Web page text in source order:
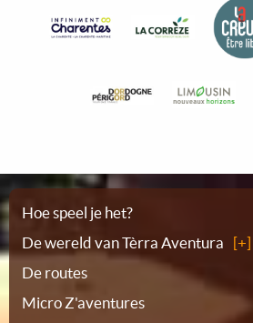
Plattegrond
Hoe speel je het?
De wereld van Tèrra Aventura
De routes
Micro Z'aventures